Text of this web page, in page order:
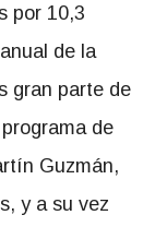
por 10,3
de la
gran parte de
de
Guzmán,
y a su vez